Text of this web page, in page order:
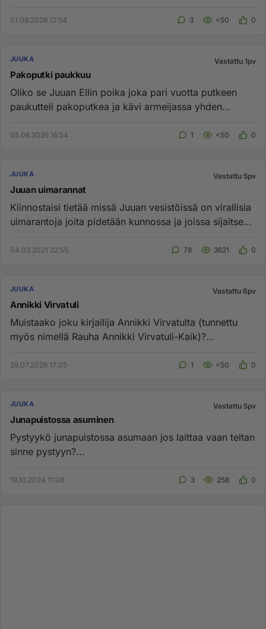
01.08.2026 12:54 3 <50 0
JUUKA Vastattu 1pv
Pakoputki paukkuu
Oliko se Juuan Ellin poika joka pari vuotta putkeen
paukutteli pakoputkea ja kävi armeijassa yhden
05.08.2026 16:54 1 <50 0
JUUKA Vastattu 5pv
Juuan uimarannat
Kiinnostaisi tietää missä Juuan vesistöissä on virallisia
uimarantoja joita pidetään kunnossa ja joissa sijaitsee
04.03.2021 22:55 78 3621 0
JUUKA Vastattu 6pv
Annikki Virvatuli
Muistaako joku kirjailija Annikki Virvatulta (tunnettu
myös nimellä Rauha Annikki Virvatuli-Kaik)?
29.07.2026 17:05 1 <50 0
JUUKA Vastattu 5pv
Junapuistossa asuminen
Pystyykö junapuistossa asumaan jos laittaa vaan teltan
sinne pystyyn?...
19.10.2024 11:08 3 258 0